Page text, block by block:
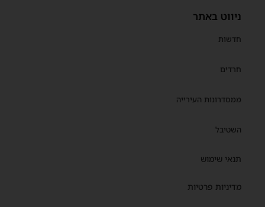
ניווט באתר
חדשות
חרדים
ממסדרונות העירייה
השטיבל
תנאי שימוש
מדיניות פרטיות